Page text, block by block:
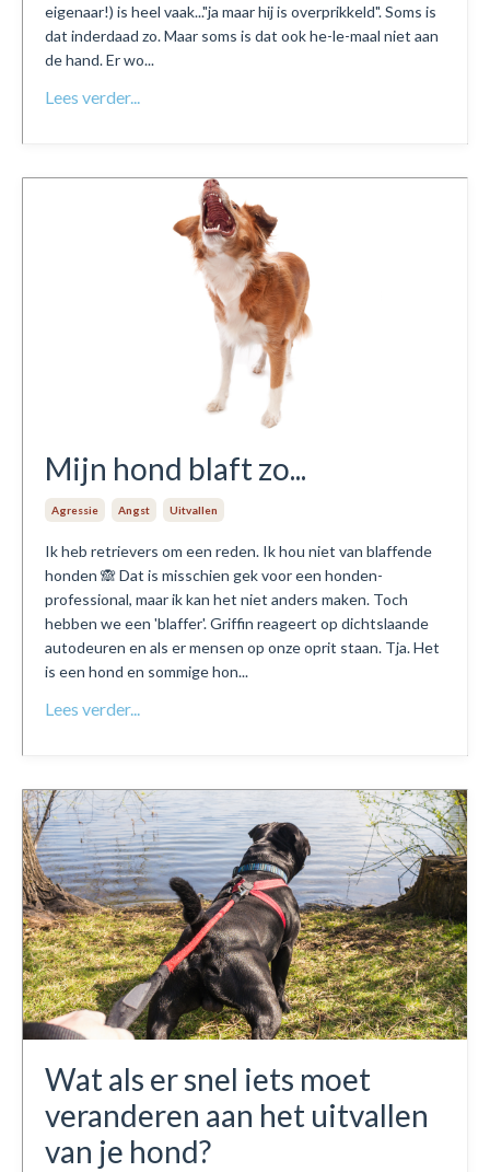
eigenaar!) is heel vaak..."ja maar hij is overprikkeld". Soms is
dat inderdaad zo. Maar soms is dat ook he-le-maal niet aan
de hand. Er wo...
Lees verder...
Mijn hond blaft zo...
Agressie Angst Uitvallen
Ik heb retrievers om een reden. Ik hou niet van blaffende
honden 🙈 Dat is misschien gek voor een honden-
professional, maar ik kan het niet anders maken. Toch
hebben we een 'blaffer'. Griffin reageert op dichtslaande
autodeuren en als er mensen op onze oprit staan. Tja. Het
is een hond en sommige hon...
Lees verder...
Wat als er snel iets moet
veranderen aan het uitvallen
van je hond?